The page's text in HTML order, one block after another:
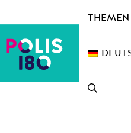
THEMEN